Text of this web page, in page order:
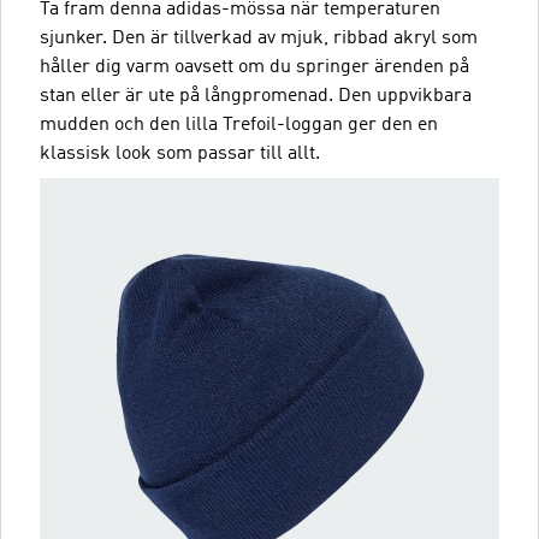
Ta fram denna adidas-mössa när temperaturen
sjunker. Den är tillverkad av mjuk, ribbad akryl som
håller dig varm oavsett om du springer ärenden på
stan eller är ute på långpromenad. Den uppvikbara
mudden och den lilla Trefoil-loggan ger den en
klassisk look som passar till allt.